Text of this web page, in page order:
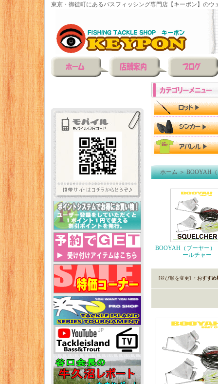
東京・御徒町にあるバスフィッシング専門店【キーポン】のウ
ホーム＞BOOYAH
BOOYAH（ブーヤー
ールチャー
[並び順を変更] ・おすすめ